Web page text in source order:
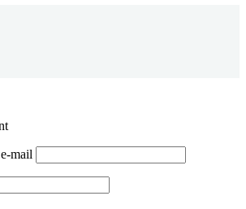
mail